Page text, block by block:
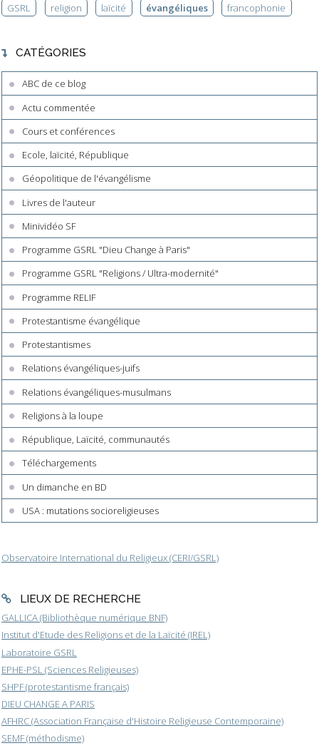
GSRL
religion laïcité évangéliques francophonie
CATÉGORIES
ABC de ce blog
Actu commentée
Cours et conférences
Ecole, laïcité, République
Géopolitique de l'évangélisme
Livres de l'auteur
Minividéo SF
Programme GSRL "Dieu Change à Paris"
Programme GSRL "Religions / Ultra-modernité"
Programme RELIF
Protestantisme évangélique
Protestantismes
Relations évangéliques-juifs
Relations évangéliques-musulmans
Religions à la loupe
République, Laïcité, communautés
Téléchargements
Un dimanche en BD
USA : mutations socioreligieuses
Observatoire International du Religieux (CERI/GSRL)
LIEUX DE RECHERCHE
GALLICA (Bibliothèque numérique BNF)
Institut d'Etude des Religions et de la Laïcité (IREL)
Laboratoire GSRL
EPHE-PSL (Sciences Religieuses)
SHPF (protestantisme français)
DIEU CHANGE A PARIS
AFHRC (Association Française d'Histoire Religieuse Contemporaine)
SEMF (méthodisme)